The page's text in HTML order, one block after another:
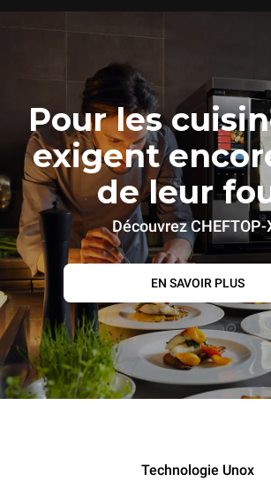
Pour les
exigent
de leur
Découvrez CHEFTOP-
EN SAVOIR PLUS
Technologie Unox